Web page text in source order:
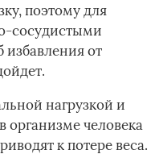
поэтому для
сосудистыми
избавления от
нагрузкой и
организме человека
к потере веса.